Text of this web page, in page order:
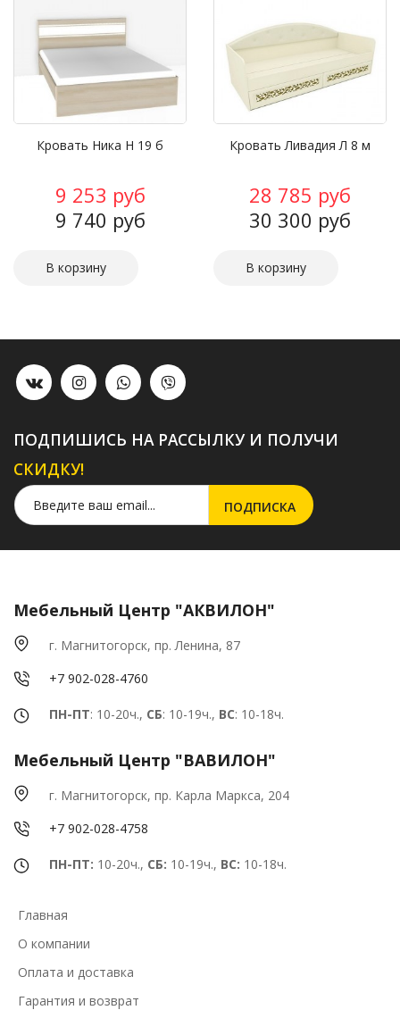
Кровать Ника Н 19 б
9 253 руб
9 740 руб
Кровать Ливадия Л 8 м
28 785 руб
30 300 руб
ПОДПИШИСЬ НА РАССЫЛКУ И ПОЛУЧИ
СКИДКУ!
Мебельный Центр "АКВИЛОН"
г. Магнитогорск, пр. Ленина, 87
+7 902-028-4760
ПН-ПТ: 10-20ч., СБ: 10-19ч., ВС: 10-18ч.
Мебельный Центр "ВАВИЛОН"
г. Магнитогорск, пр. Карла Маркса, 204
+7 902-028-4758
ПН-ПТ: 10-20ч., СБ: 10-19ч., ВС: 10-18ч.
Главная
О компании
Оплата и доставка
Гарантия и возврат